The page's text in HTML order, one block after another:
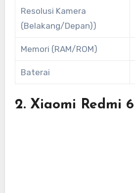
Resolusi Kamera
(Belakang/Depan))
Memori (RAM/ROM)
Baterai
2. Xiaomi Redmi 6